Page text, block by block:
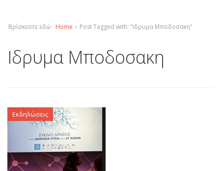
Βρίσκεστε εδώ: Home › Post Tagged with: "Ιδρυμα Μποδοσακη"
Ιδρυμα Μποδοσακη
Εκδηλώσεις